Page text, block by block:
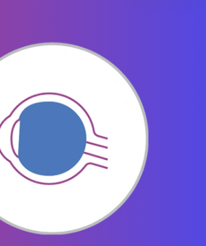
عيون الاطفال المنتفخه
عيون الاطفال المنغوليين